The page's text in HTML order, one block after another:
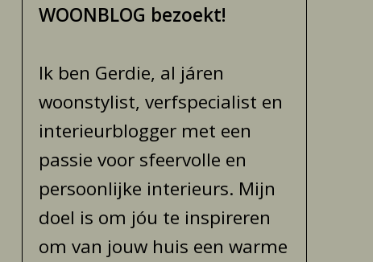
WOONBLOG bezoekt!
Ik ben Gerdie, al járen
woonstylist, verfspecialist en
interieurblogger met een
passie voor sfeervolle en
persoonlijke interieurs. Mijn
doel is om jóu te inspireren
om van jouw huis een warme